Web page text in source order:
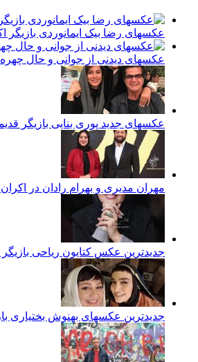
عکسهای رضا بیک ایمانوردی بازیگر
عکسهای دیدنی از جوانی و حال
عکسهای جدید پوری بنایی بازیگر
مهران مدیری و بهرام رادان در
جدیدترین عکس کتایون ریاحی بازیگر
جدیدترین عکسهای بهنوش بختیاری